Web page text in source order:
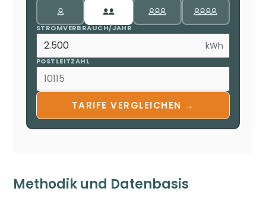
STROMVERBRAUCH/JAHR
kWh
POSTLEITZAHL
TARIFE VERGLEICHEN →
Methodik und Datenbasis